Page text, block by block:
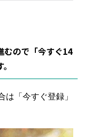
むので「今すぐ14
「今すぐ登録」